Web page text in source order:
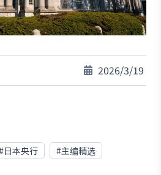
2026/3/19
日本央行 #主编精选